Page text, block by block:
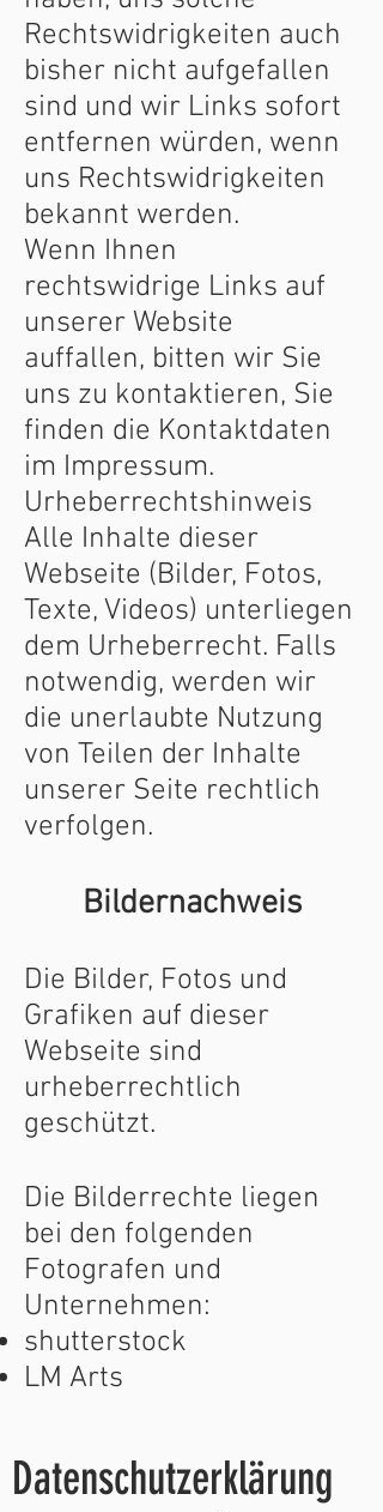
Rechtswidrigkeiten auch
bisher nicht aufgefallen
sind und wir Links sofort
entfernen würden, wenn
uns Rechtswidrigkeiten
bekannt werden.
Wenn Ihnen
rechtswidrige Links auf
unserer Website
auffallen, bitten wir Sie
uns zu kontaktieren, Sie
finden die Kontaktdaten
im Impressum.
Urheberrechtshinweis
Alle Inhalte dieser
Webseite (Bilder, Fotos,
Texte, Videos) unterliegen
dem Urheberrecht. Falls
notwendig, werden wir
die unerlaubte Nutzung
von Teilen der Inhalte
unserer Seite rechtlich
verfolgen.
Bildernachweis
Die Bilder, Fotos und
Grafiken auf dieser
Webseite sind
urheberrechtlich
geschützt.
Die Bilderrechte liegen
bei den folgenden
Fotografen und
Unternehmen:
shutterstock
LM Arts
Datenschutzerklärung